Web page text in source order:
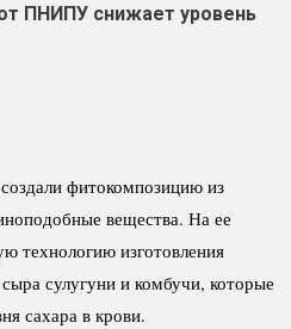
ПНИПУ снижает уровень
фитокомпозицию из
вещества. На ее
технологию изготовления
сулугуни и комбучи, которые
сахара в крови.